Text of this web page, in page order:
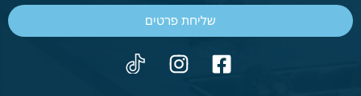
שליחת פרטים